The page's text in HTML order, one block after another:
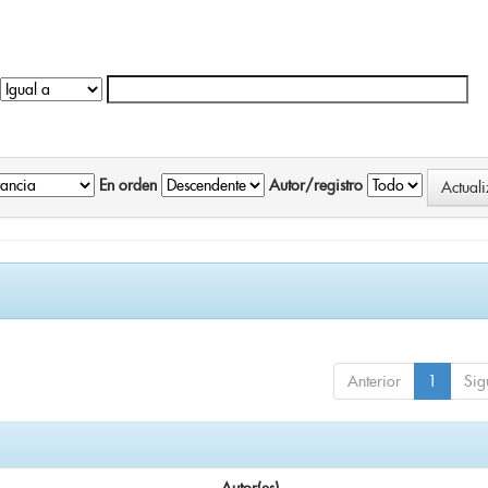
En orden Autor/registro
Anterior 1